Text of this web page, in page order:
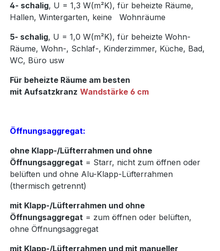
4- schalig, U = 1,3 W(m²K), für beheizte Räume,
Hallen, Wintergarten, keine Wohnräume
5- schalig, U = 1,0 W(m²K), für beheizte Wohn-
Räume, Wohn-, Schlaf-, Kinderzimmer, Küche, Bad,
WC, Büro usw
Für beheizte Räume am besten
mit Aufsatzkranz Wandstärke 6 cm
Öffnungsaggregat:
ohne Klapp-/Lüfterrahmen und ohne
Öffnungsaggregat = Starr, nicht zum öffnen oder
belüften und ohne Alu-Klapp-Lüfterrahmen
(thermisch getrennt)
mit Klapp-/Lüfterrahmen und ohne
Öffnungsaggregat = zum öffnen oder belüften,
ohne Öffnungsaggregat
mit Klapp-/Lüfterrahmen und mit manueller